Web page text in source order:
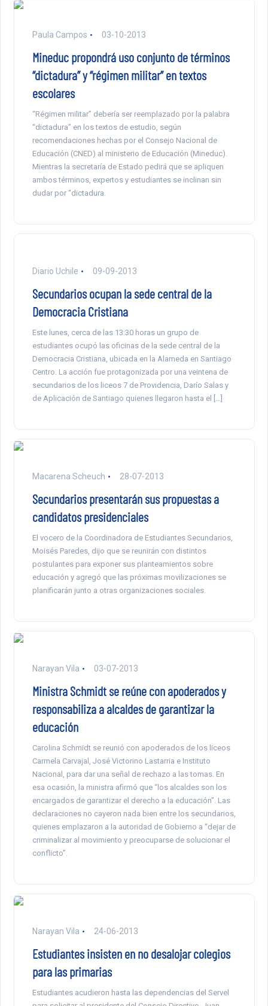
Paula Campos 03-10-2013
Mineduc propondrá uso conjunto de términos
“dictadura” y “régimen militar” en textos
escolares
“Régimen militar” debería ser reemplazado por la palabra
“dictadura” en los textos de estudio, según
recomendaciones hechas por el Consejo Nacional de
Educación (CNED) al ministerio de Educación (Mineduc).
Mientras la secretaría de Estado pedirá que se apliquen
ambos términos, expertos y estudiantes se inclinan sin
dudar por “dictadura.
Diario Uchile 09-09-2013
Secundarios ocupan la sede central de la
Democracia Cristiana
Este lunes, cerca de las 13:30 horas un grupo de
estudiantes ocupó las oficinas de la sede central de la
Democracia Cristiana, ubicada en la Alameda en Santiago
Centro. La acción fue protagonizada por una veintena de
secundarios de los liceos 7 de Providencia, Darío Salas y
de Aplicación de Santiago quienes llegaron hasta el […]
Macarena Scheuch 28-07-2013
Secundarios presentarán sus propuestas a
candidatos presidenciales
El vocero de la Coordinadora de Estudiantes Secundarios,
Moisés Paredes, dijo que se reunirán con distintos
postulantes para exponer sus planteamientos sobre
educación y agregó que las próximas movilizaciones se
planificarán junto a otras organizaciones sociales.
Narayan Vila 03-07-2013
Ministra Schmidt se reúne con apoderados y
responsabiliza a alcaldes de garantizar la
educación
Carolina Schmidt se reunió con apoderados de los liceos
Carmela Carvajal, José Victorino Lastarria e Instituto
Nacional, para dar una señal de rechazo a las tomas. En
esa ocasión, la ministra afirmó que “los alcaldes son los
encargados de garantizar el derecho a la educación”. Las
declaraciones no cayeron nada bien entre los secundarios,
quienes emplazaron a la autoridad de Gobierno a “dejar de
criminalizar al movimiento y preocuparse de solucionar el
conflicto”.
Narayan Vila 24-06-2013
Estudiantes insisten en no desalojar colegios
para las primarias
Estudiantes acudieron hasta las dependencias del Servel